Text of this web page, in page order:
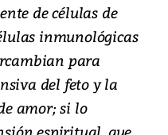
de células de
inmunológicas
para
del feto y la
amor; si lo